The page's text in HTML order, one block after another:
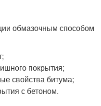
обмазочным способом
покрытия;
свойства битума;
с бетоном.